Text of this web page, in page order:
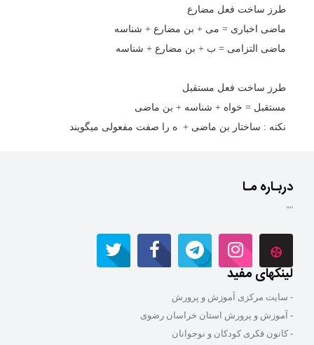
طرز ساخت فعل مضارع
ماضی اخباری = می + بن مضارع + شناسه
ماضی التزامی = ب + ‌بن مضارع + شناسه
طرز ساخت فعل مستقبل
مستقبل = خواه + شناسه + بن ماضی
نکته : ساختار بن ماضی + ه را صفت مفعولی میگویند
مـا
مفید
سایت مرکزی آموزش و پرورش
آموزش و پرورش استان خراسان رضوی
کانون فکری کودکان و نوجوانان